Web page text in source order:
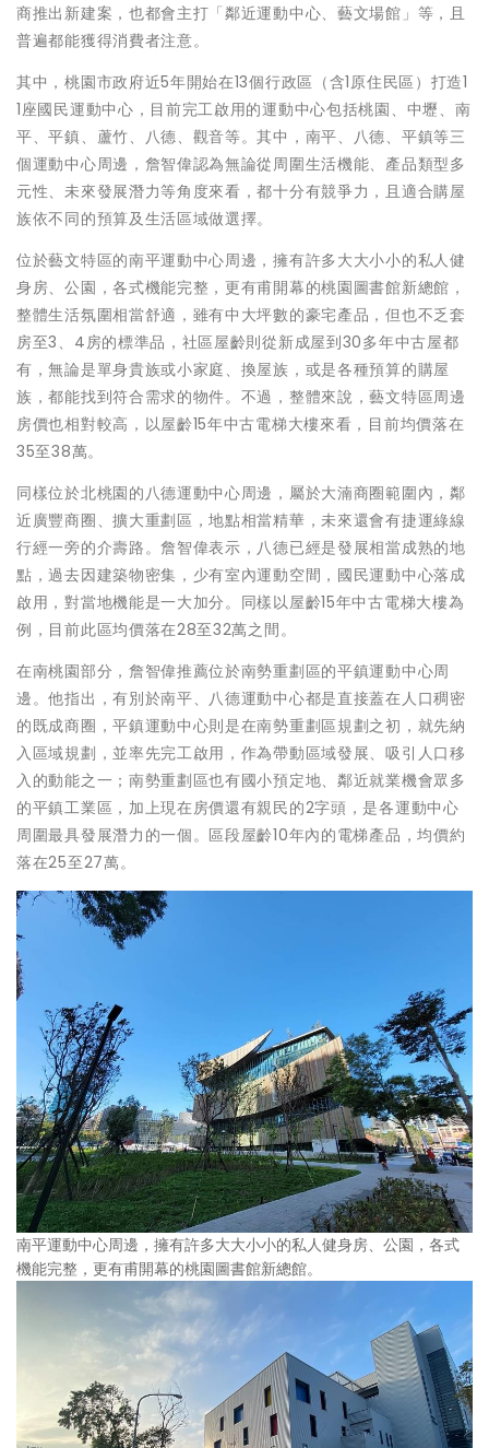
商推出新建案，也都會主打「鄰近運動中心、藝文場館」等，且
普遍都能獲得消費者注意。
其中，桃園市政府近5年開始在13個行政區（含1原住民區）打造1
1座國民運動中心，目前完工啟用的運動中心包括桃園、中壢、南
平、平鎮、蘆竹、八德、觀音等。其中，南平、八德、平鎮等三
個運動中心周邊，詹智偉認為無論從周圍生活機能、產品類型多
元性、未來發展潛力等角度來看，都十分有競爭力，且適合購屋
族依不同的預算及生活區域做選擇。
位於藝文特區的南平運動中心周邊，擁有許多大大小小的私人健
身房、公園，各式機能完整，更有甫開幕的桃園圖書館新總館，
整體生活氛圍相當舒適，雖有中大坪數的豪宅產品，但也不乏套
房至3、4房的標準品，社區屋齡則從新成屋到30多年中古屋都
有，無論是單身貴族或小家庭、換屋族，或是各種預算的購屋
族，都能找到符合需求的物件。不過，整體來說，藝文特區周邊
房價也相對較高，以屋齡15年中古電梯大樓來看，目前均價落在
35至38萬。
同樣位於北桃園的八德運動中心周邊，屬於大湳商圈範圍內，鄰
近廣豐商圈、擴大重劃區，地點相當精華，未來還會有捷運綠線
行經一旁的介壽路。詹智偉表示，八德已經是發展相當成熟的地
點，過去因建築物密集，少有室內運動空間，國民運動中心落成
啟用，對當地機能是一大加分。同樣以屋齡15年中古電梯大樓為
例，目前此區均價落在28至32萬之間。
在南桃園部分，詹智偉推薦位於南勢重劃區的平鎮運動中心周
邊。他指出，有別於南平、八德運動中心都是直接蓋在人口稠密
的既成商圈，平鎮運動中心則是在南勢重劃區規劃之初，就先納
入區域規劃，並率先完工啟用，作為帶動區域發展、吸引人口移
入的動能之一；南勢重劃區也有國小預定地、鄰近就業機會眾多
的平鎮工業區，加上現在房價還有親民的2字頭，是各運動中心
周圍最具發展潛力的一個。區段屋齡10年內的電梯產品，均價約
落在25至27萬。
南平運動中心周邊，擁有許多大大小小的私人健身房、公園，各式
機能完整，更有甫開幕的桃園圖書館新總館。